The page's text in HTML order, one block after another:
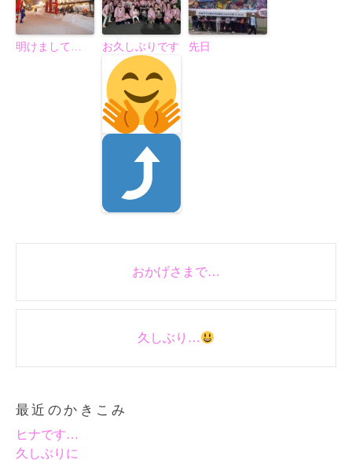
明けまして… お久しぶりです 先日
navigationおかげさまで…
久しぶり…
最近のかきこみ
ヒナです…
久しぶりに